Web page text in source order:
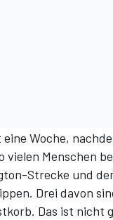
Woche,
vielen Menschen
Strecke und
Drei davon
Das ist nicht